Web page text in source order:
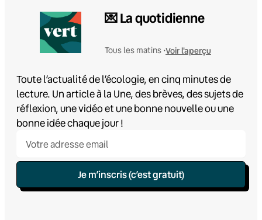
💌 La quotidienne
Tous les matins •Voir l'aperçu
Toute l’actualité de l’écologie, en cinq minutes de
lecture. Un article à la Une, des brèves, des sujets de
réflexion, une vidéo et une bonne nouvelle ou une
bonne idée chaque jour !
Je m’inscris (c’est gratuit)